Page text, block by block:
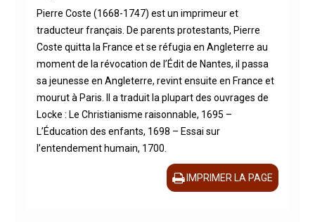
Pierre Coste (1668-1747) est un imprimeur et
traducteur français. De parents protestants, Pierre
Coste quitta la France et se réfugia en Angleterre au
moment de la révocation de l’Édit de Nantes, il passa
sa jeunesse en Angleterre, revint ensuite en France et
mourut à Paris. Il a traduit la plupart des ouvrages de
Locke : Le Christianisme raisonnable, 1695 –
L’Éducation des enfants, 1698 – Essai sur
l’entendement humain, 1700.
IMPRIMER LA PAGE